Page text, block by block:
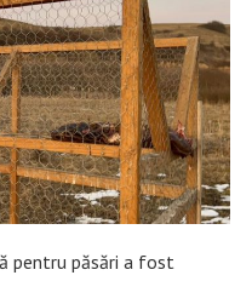
pentru păsări a fost